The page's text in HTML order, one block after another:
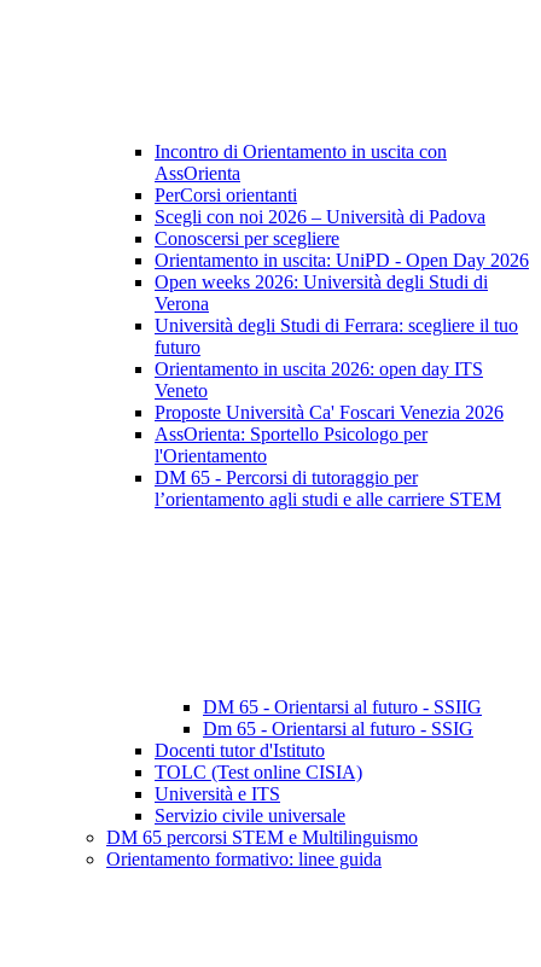
Incontro di Orientamento in uscita con
AssOrienta
PerCorsi orientanti
Scegli con noi 2026 – Università di Padova
Conoscersi per scegliere
Orientamento in uscita: UniPD - Open Day 2026
Open weeks 2026: Università degli Studi di
Verona
Università degli Studi di Ferrara: scegliere il tuo
futuro
Orientamento in uscita 2026: open day ITS
Veneto
Proposte Università Ca' Foscari Venezia 2026
AssOrienta: Sportello Psicologo per
l'Orientamento
DM 65 - Percorsi di tutoraggio per
l’orientamento agli studi e alle carriere STEM
DM 65 - Orientarsi al futuro - SSIIG
Dm 65 - Orientarsi al futuro - SSIG
Docenti tutor d'Istituto
TOLC (Test online CISIA)
Università e ITS
Servizio civile universale
DM 65 percorsi STEM e Multilinguismo
Orientamento formativo: linee guida